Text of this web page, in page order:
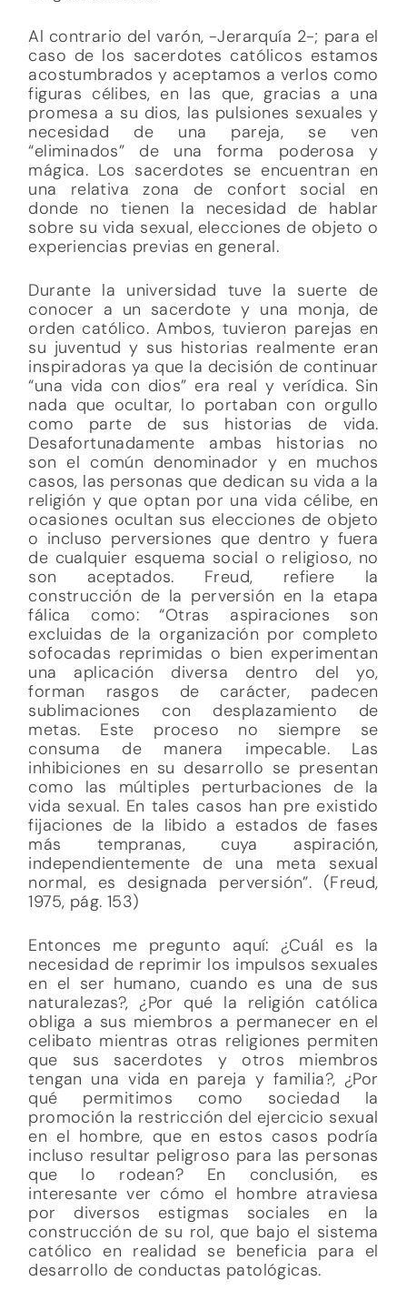
Al contrario del varón, -Jerarquía 2-; para el
caso de los sacerdotes católicos estamos
acostumbrados y aceptamos a verlos como
figuras célibes, en las que, gracias a una
promesa a su dios, las pulsiones sexuales y
necesidad de una pareja, se ven
“eliminados” de una forma poderosa y
mágica. Los sacerdotes se encuentran en
una relativa zona de confort social en
donde no tienen la necesidad de hablar
sobre su vida sexual, elecciones de objeto o
experiencias previas en general.
Durante la universidad tuve la suerte de
conocer a un sacerdote y una monja, de
orden católico. Ambos, tuvieron parejas en
su juventud y sus historias realmente eran
inspiradoras ya que la decisión de continuar
“una vida con dios” era real y verídica. Sin
nada que ocultar, lo portaban con orgullo
como parte de sus historias de vida.
Desafortunadamente ambas historias no
son el común denominador y en muchos
casos, las personas que dedican su vida a la
religión y que optan por una vida célibe, en
ocasiones ocultan sus elecciones de objeto
o incluso perversiones que dentro y fuera
de cualquier esquema social o religioso, no
son aceptados. Freud, refiere la
construcción de la perversión en la etapa
fálica como: “Otras aspiraciones son
excluidas de la organización por completo
sofocadas reprimidas o bien experimentan
una aplicación diversa dentro del yo,
forman rasgos de carácter, padecen
sublimaciones con desplazamiento de
metas. Este proceso no siempre se
consuma de manera impecable. Las
inhibiciones en su desarrollo se presentan
como las múltiples perturbaciones de la
vida sexual. En tales casos han pre existido
fijaciones de la libido a estados de fases
más tempranas, cuya aspiración,
independientemente de una meta sexual
normal, es designada perversión”. (Freud,
1975, pág. 153)
Entonces me pregunto aquí: ¿Cuál es la
necesidad de reprimir los impulsos sexuales
en el ser humano, cuando es una de sus
naturalezas?, ¿Por qué la religión católica
obliga a sus miembros a permanecer en el
celibato mientras otras religiones permiten
que sus sacerdotes y otros miembros
tengan una vida en pareja y familia?, ¿Por
qué permitimos como sociedad la
promoción la restricción del ejercicio sexual
en el hombre, que en estos casos podría
incluso resultar peligroso para las personas
que lo rodean? En conclusión, es
interesante ver cómo el hombre atraviesa
por diversos estigmas sociales en la
construcción de su rol, que bajo el sistema
católico en realidad se beneficia para el
desarrollo de conductas patológicas.